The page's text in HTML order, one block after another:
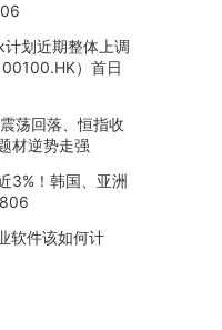
递表港交所，宜
，15款临床
：2026年
同比增加310.3
：2026年
亏损同比扩大5
划近期整体上调
）首日
荡回落、恒指收
材逆势走强
3%！韩国、亚洲
软件该如何计